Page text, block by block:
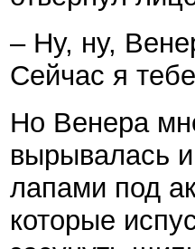
– Ну, ну,
Сейчас я
Но Венера
вырывалась
лапами под
которые